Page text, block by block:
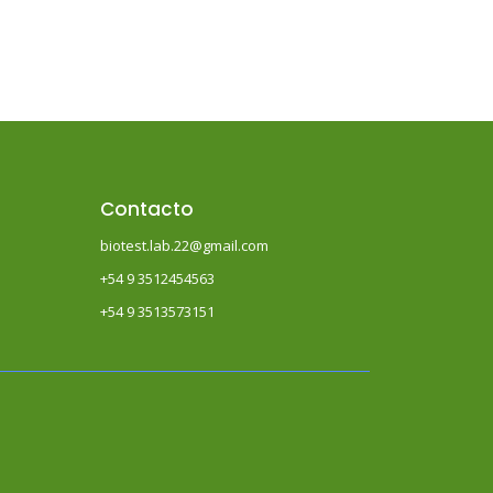
Contacto
biotest.lab.22@gmail.com
+54 9 3512454563
+54 9 3513573151